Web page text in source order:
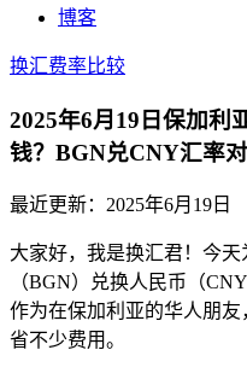
博客
换汇费率比较
2025年6月19日保加利
钱？BGN兑CNY汇率
最近更新： 2025年6月19日
大家好，我是换汇君！今
（BGN）兑换人民币（
作为在保加利亚的华人朋
省不少费用。